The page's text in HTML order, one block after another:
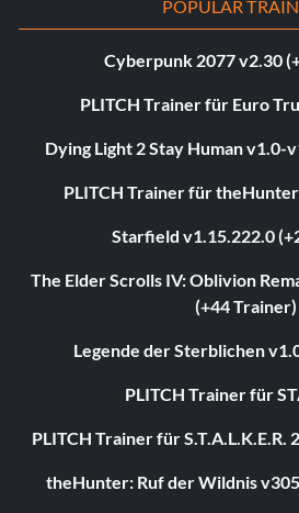
POPULAR
Cyberpunk 2077 v2.30
PLITCH Trainer für Euro
Dying Light 2 Stay Human v1.0-
PLITCH Trainer für
Starfield v1.15.222.0
The Elder Scrolls IV: Oblivion
(+44 Trainer)
Legende der Sterblichen
PLITCH Trainer für
PLITCH Trainer für
theHunter: Ruf der Wildnis